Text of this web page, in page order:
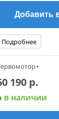
Добавить
Подробнее
190 р.
в наличии